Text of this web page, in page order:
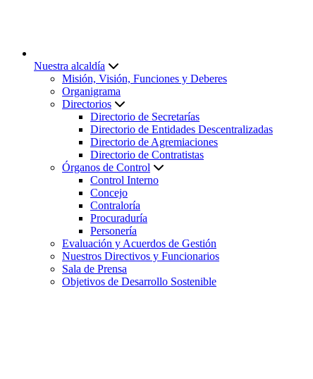
Nuestra alcaldía
Misión, Visión, Funciones y Deberes
Organigrama
Directorios
Directorio de Secretarías
Directorio de Entidades Descentralizadas
Directorio de Agremiaciones
Directorio de Contratistas
Órganos de Control
Control Interno
Concejo
Contraloría
Procuraduría
Personería
Evaluación y Acuerdos de Gestión
Nuestros Directivos y Funcionarios
Sala de Prensa
Objetivos de Desarrollo Sostenible